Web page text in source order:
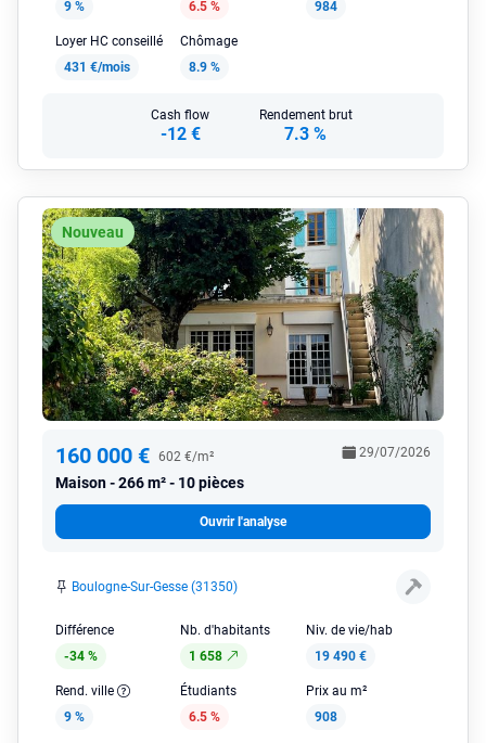
9 %
6.5 %
984
Loyer HC conseillé
431 €/mois
Chômage
8.9 %
Cash flow
-12 €
Rendement brut
7.3 %
Nouveau
160 000 € 602 €/m²
Maison 266 m² - 10 pièces
29/07/2026
Ouvrir l'analyse
Boulogne-Sur-Gesse (31350)
Différence
-34 %
Nb. d'habitants
1 658
Niv. de vie/hab
19 490 €
Rend. ville
9 %
Étudiants
6.5 %
Prix au m²
908